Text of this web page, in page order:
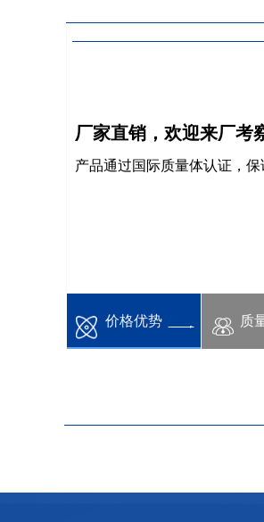
厂家直销，欢迎来厂考
产品通过国际质量体认证，
价格优势 质